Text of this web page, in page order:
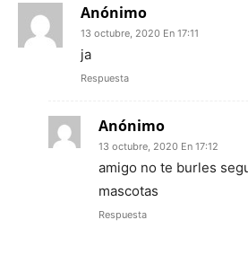
Anónimo
13 octubre, 2020 En 17:11
ja
Respuesta
Anónimo
13 octubre, 2020 En 17:12
amigo no te burles
mascotas
Respuesta